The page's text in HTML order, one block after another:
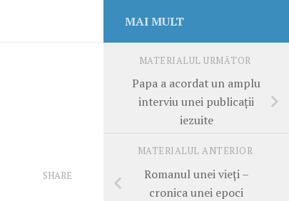
SHARE
MAI MULT
MATERIALUL URMĂTOR
Papa a acordat un amplu
interviu unei publicaţii
iezuite
MATERIALUL ANTERIOR
Romanul unei vieţi –
cronica unei epoci